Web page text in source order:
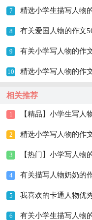
7 精选小学生描写人物
8 有关爱国人物的作文
9 有关小学写人物的作
10 精选小学写人物的作
相关推荐
1 【精品】小学生写人
2 精选小学写人物的作
3 【热门】小学写人物
4 有关描写人物奶奶的
5 我喜欢的卡通人物优
6 有关小学生描写人物